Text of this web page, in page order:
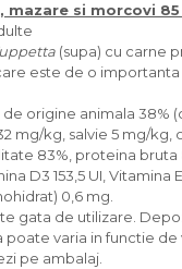
mazare si morcovi 85
(supa) cu carne
este de o
origine animala 38%
mg/kg, salvie 5 mg/kg,
83%, proteina bruta
D3 153,5 UI, Vitamina
0,6 mg.
gata de utilizare.
varia in functie
pe ambalaj.